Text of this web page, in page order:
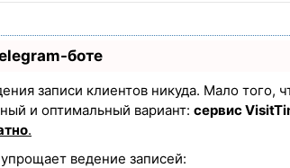
боте
записи клиентов никуда. Мало
и оптимальный вариант: сервис
.
ведение записей: